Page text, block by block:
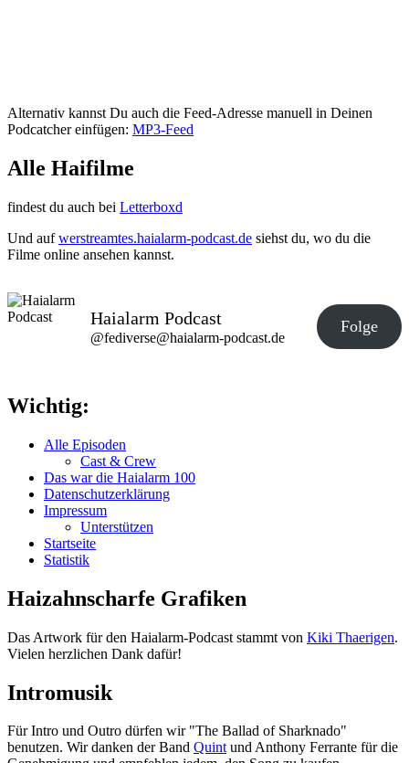
Alternativ kannst Du auch die Feed-Adresse manuell in Deinen
Podcatcher einfügen: MP3-Feed
Alle Haifilme
findest du auch bei Letterboxd
Und aufwerstreamtes.haialarm-podcast.de siehst du, wo du die
Filme online ansehen kannst.
Haialarm Podcast
@fediverse@haialarm-podcast.de
Folge
Wichtig:
Alle Episoden
Cast & Crew
Das war die Haialarm 100
Datenschutzerklärung
Impressum
Unterstützen
Startseite
Statistik
Haizahnscharfe Grafiken
Das Artwork für den Haialarm-Podcast stammt von Kiki Thaerigen.
Vielen herzlichen Dank dafür!
Intromusik
Für Intro und Outro dürfen wir "The Ballad of Sharknado"
benutzen. Wir danken der Band Quintund Anthony Ferrante für die